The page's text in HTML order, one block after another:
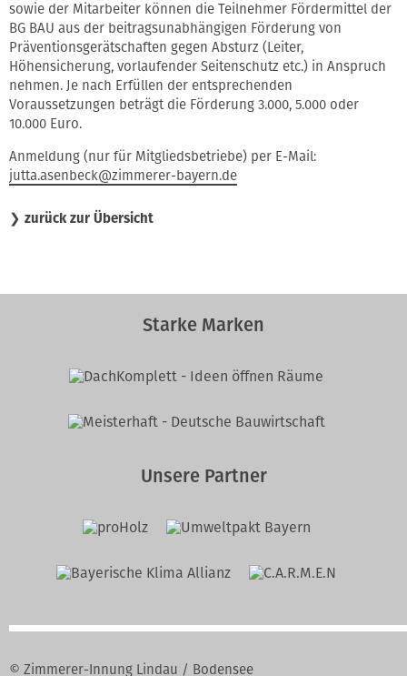
sowie der Mitarbeiter können die Teilnehmer Fördermittel der
BG BAU aus der beitragsunabhängigen Förderung von
Präventionsgerätschaften gegen Absturz (Leiter,
Höhensicherung, vorlaufender Seitenschutz etc.) in Anspruch
nehmen. Je nach Erfüllen der entsprechenden
Voraussetzungen beträgt die Förderung 3.000, 5.000 oder
10.000 Euro.
Anmeldung (nur für Mitgliedsbetriebe) per E-Mail:
jutta.asenbeck@zimmerer-bayern.de
❯ zurück zur Übersicht
Starke Marken
Unsere Partner
© Zimmerer-Innung Lindau / Bodensee